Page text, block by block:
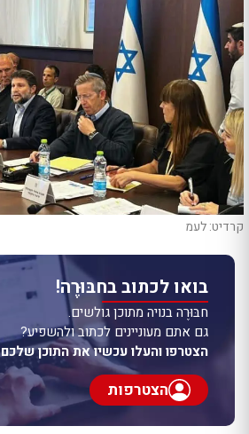
קרדיט: לעמ
בואו לכתוב בחבּוּרֶה!
חבּוּרֶה בנויה מתוכן גולשים.
גם אתם מעוניינים לכתוב ולהשפיע?
הצטרפו והעלו עכשיו את התוכן שלכם
הצטרפות